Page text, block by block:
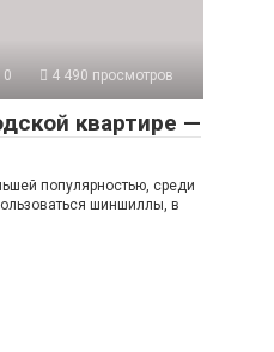
0 4 490 просмотров
квартире —
популярностью, среди
шиншиллы, в